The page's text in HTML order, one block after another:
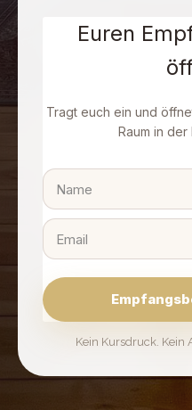
Euren
Tragt euch ein und
Raum in der
Kein Kursdruck. Kein